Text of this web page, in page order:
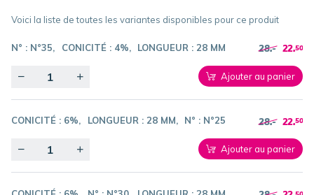
Voici la liste de toutes les variantes disponibles pour ce produit
N° : N°35 CONICITÉ : 4% LONGUEUR : 28 MM 28.- 22.50
Quantity Ajouter au panier
CONICITÉ : 6% LONGUEUR : 28 MM N° : N°25 28.- 22.50
Quantity Ajouter au panier